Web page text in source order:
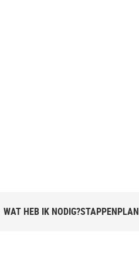
WAT HEB IK NODIG?STAPPENPLAN